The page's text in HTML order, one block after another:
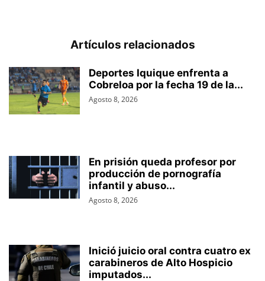
Artículos relacionados
Deportes Iquique enfrenta a
Cobreloa por la fecha 19 de la...
Agosto 8, 2026
En prisión queda profesor por
producción de pornografía
infantil y abuso...
Agosto 8, 2026
Inició juicio oral contra cuatro ex
carabineros de Alto Hospicio
imputados...